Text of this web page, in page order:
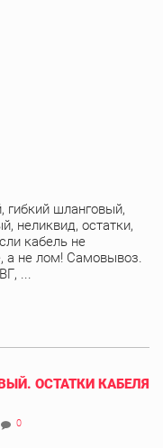
гибкий шланговый,
неликвид, остатки,
кабель не
а не лом! Самовывоз.
...
ОСТАТКИ КАБЕЛЯ
0